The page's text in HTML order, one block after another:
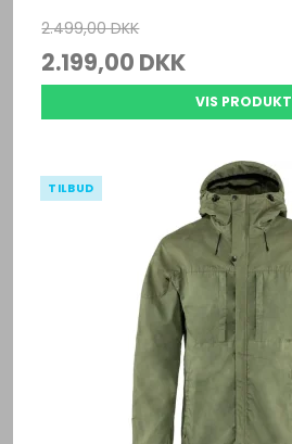
2.499,00 DKK
2.199,00 DKK
VIS PRODUKT
TILBUD